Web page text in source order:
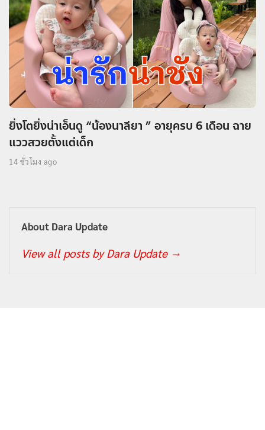
ยิ่งโตยิ่งน่าเอ็นดู “น้องนาลียา ” อายุครบ 6 เดือน ฉาย
แววสวยตั้งแต่เด็ก
14 ชั่วโมง ago
About Dara Update
View all posts by Dara Update →